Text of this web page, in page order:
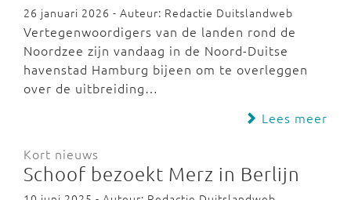
26 januari 2026 - Auteur: Redactie Duitslandweb
Vertegenwoordigers van de landen rond de
Noordzee zijn vandaag in de Noord-Duitse
havenstad Hamburg bijeen om te overleggen
over de uitbreiding…
Lees meer
Kort nieuws
Schoof bezoekt Merz in Berlijn